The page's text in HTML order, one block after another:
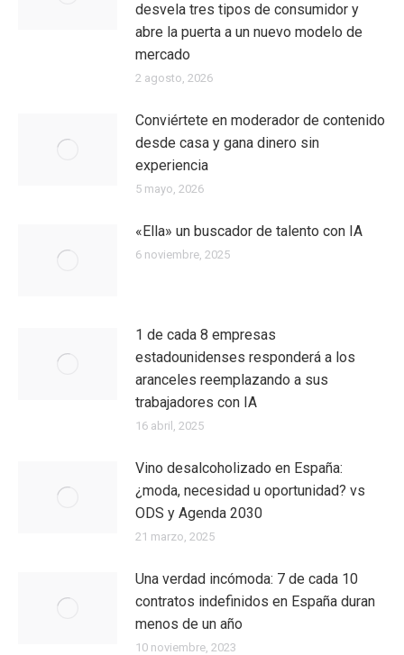
desvela tres tipos de consumidor y
abre la puerta a un nuevo modelo de
mercado
2 agosto, 2026
Conviértete en moderador de contenido
desde casa y gana dinero sin
experiencia
5 mayo, 2026
«Ella» un buscador de talento con IA
6 noviembre, 2025
1 de cada 8 empresas
estadounidenses responderá a los
aranceles reemplazando a sus
trabajadores con IA
16 abril, 2025
Vino desalcoholizado en España:
¿moda, necesidad u oportunidad? vs
ODS y Agenda 2030
21 marzo, 2025
Una verdad incómoda: 7 de cada 10
contratos indefinidos en España duran
menos de un año
10 noviembre, 2023